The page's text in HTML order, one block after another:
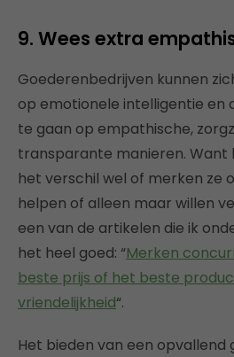
9. Wees extra
Goederenbedrijven kunnen
op emotionele intelligentie en
te gaan op empathische,
transparante manieren.
het verschil wel of merken ze
helpen of alleen maar willen
een van de artikelen die ik
het heel goed: “Merken
beste prijs of het beste
vriendelijkheid“.
Het bieden van een opvallend